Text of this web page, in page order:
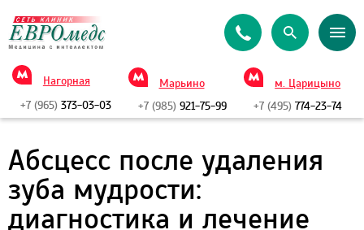
Нагорная
+7 (965) 373-03-03
Марьино
+7 (985)921-75-99
м. Царицыно
+7 (495) 774-23-74
Абсцесс после удаления
зуба мудрости:
диагностика и лечение